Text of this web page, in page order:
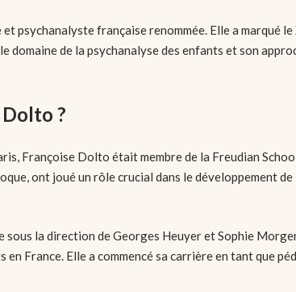
psychanalyste française renommée. Elle a marqué le
domaine de la psychanalyse des enfants et son
?
Françoise Dolto était membre de la Freudian
ont joué un rôle crucial dans le développement
la direction de Georges Heuyer et Sophie
en France. Elle a commencé sa carrière en tant que